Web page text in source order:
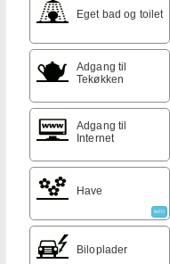
Eget bad og toilet
Adgang til
Tekøkken
Adgang til
Internet
Have
INFO
Biloplader